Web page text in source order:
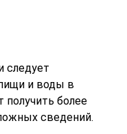
следует
и воды в
получить более
сведений.